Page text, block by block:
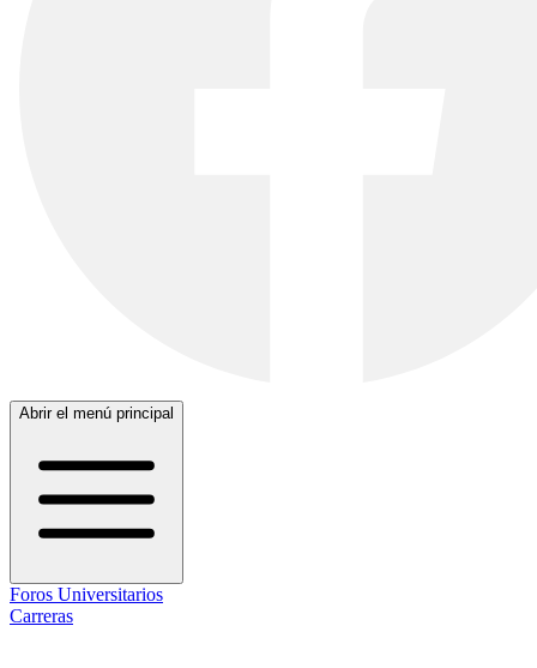
Abrir el menú principal
Foros Universitarios
Carreras